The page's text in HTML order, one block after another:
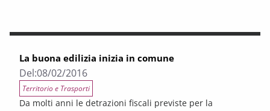
La buona edilizia inizia in comune
Del:08/02/2016
Territorio e Trasporti
Da molti anni le detrazioni fiscali previste per la